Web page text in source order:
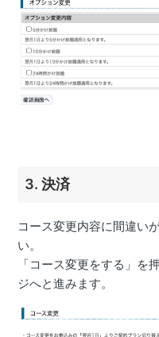
3. 決済
コース変更内容に間違い
い。
「コース変更をする」を
ジへと進みます。